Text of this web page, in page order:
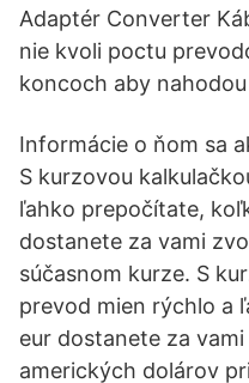
Adaptér Converter
nie kvoli poctu
koncoch aby
Informácie o ňom sa
S kurzovou
ľahko prepočítate,
dostanete za vami
súčasnom kurze. S
prevod mien rýchlo a
eur dostanete za
amerických dolárov